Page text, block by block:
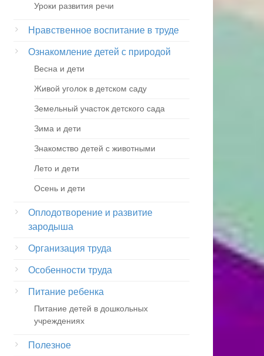
Уроки развития речи
Нравственное воспитание в труде
Ознакомление детей с природой
Весна и дети
Живой уголок в детском саду
Земельный участок детского сада
Зима и дети
Знакомство детей с животными
Лето и дети
Осень и дети
Оплодотворение и развитие
зародыша
Организация труда
Особенности труда
Питание ребенка
Питание детей в дошкольных
учреждениях
Полезное